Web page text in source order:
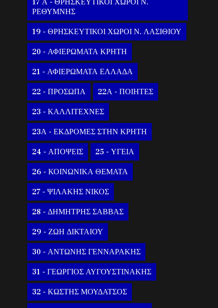
17 Α - ΘΡΗΣΚΕΥΤΙΚΟΙ ΧΩΡΟΙ Ν.
ΡΕΘΥΜΝΗΣ
19 - ΘΡΗΣΚΕΥΤΙΚΟΙ ΧΩΡΟΙ Ν. ΛΑΣΙΘΙΟΥ
20 - ΑΦΙΕΡΩΜΑΤΑ ΚΡΗΤΗ
21 - ΑΦΙΕΡΩΜΑΤΑ ΕΛΛΑΔΑ
22 - ΠΡΟΣΩΠΑ 22Α - ΠΟΙΗΤΕΣ
23 - ΚΑΛΛΙΤΕΧΝΕΣ
23Α - ΕΚΔΡΟΜΕΣ ΣΤΗΝ ΚΡΗΤΗ
24 - ΑΠΟΨΕΙΣ 25 - ΥΓΕΙΑ
26 - ΚΟΙΝΩΝΙΚΑ ΘΕΜΑΤΑ
27 - ΨΙΛΑΚΗΣ ΝΙΚΟΣ
28 - ΔΗΜΗΤΡΗΣ ΣΑΒΒΑΣ
29 - ΖΩΗ ΔΙΚΤΑΙΟΥ
30 - ΑΝΤΩΝΗΣ ΓΕΝΝΑΡΑΚΗΣ
31 - ΓΕΩΡΓΙΟΣ ΑΥΓΟΥΣΤΙΝΑΚΗΣ
32 - ΚΩΣΤΗΣ ΜΟΥΔΑΤΣΟΣ